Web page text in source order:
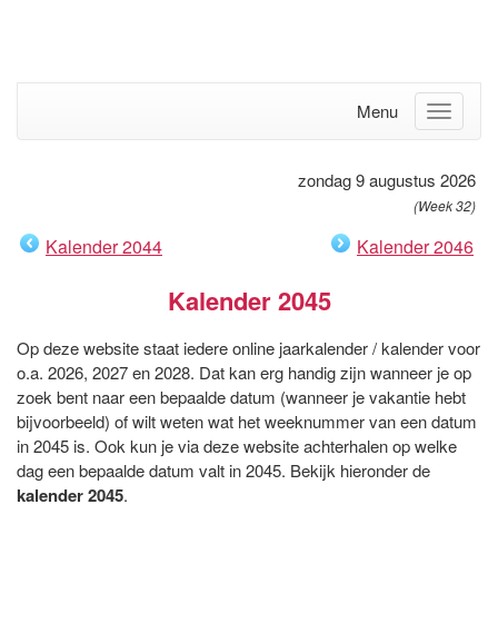
Menu
zondag 9 augustus 2026
(Week 32)
Kalender 2044 Kalender 2046
Kalender 2045
Op deze website staat iedere online jaarkalender / kalender voor
o.a. 2026, 2027 en 2028. Dat kan erg handig zijn wanneer je op
zoek bent naar een bepaalde datum (wanneer je vakantie hebt
bijvoorbeeld) of wilt weten wat het weeknummer van een datum
in 2045 is. Ook kun je via deze website achterhalen op welke
dag een bepaalde datum valt in 2045. Bekijk hieronder de
kalender 2045.